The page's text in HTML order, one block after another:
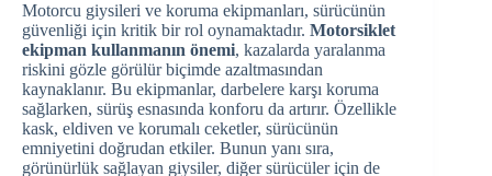
Motorcu giysileri ve koruma ekipmanları, sürücünün
güvenliği için kritik bir rol oynamaktadır. Motorsiklet
ekipman kullanmanın önemi, kazalarda yaralanma
riskini gözle görülür biçimde azaltmasından
kaynaklanır. Bu ekipmanlar, darbelere karşı koruma
sağlarken, sürüş esnasında konforu da artırır. Özellikle
kask, eldiven ve korumalı ceketler, sürücünün
emniyetini doğrudan etkiler. Bunun yanı sıra,
görünürlük sağlayan giysiler, diğer sürücüler için de